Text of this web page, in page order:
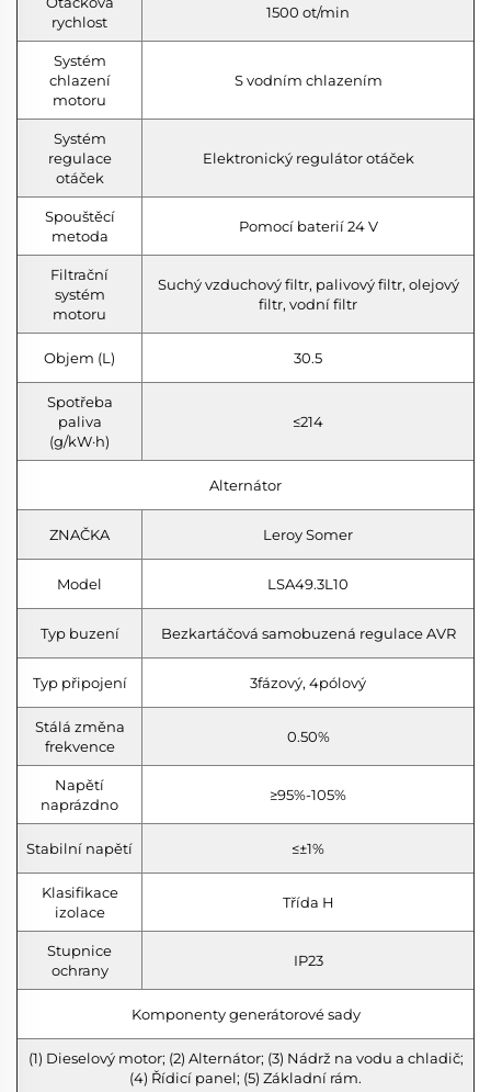
rychlost
1500 ot/min
Systém
chlazení
motoru
S vodním chlazením
Systém
regulace
otáček
Elektronický regulátor otáček
Spouštěcí
metoda
Pomocí baterií 24 V
Filtrační
systém
motoru
Suchý vzduchový filtr, palivový filtr, olejový
filtr, vodní filtr
Objem (L) 30.5
Spotřeba
paliva
(g/kW·h)
≤214
Alternátor
ZNAČKA Leroy Somer
Model LSA49.3L10
Typ buzení Bezkartáčová samobuzená regulace AVR
Typ připojení 3fázový, 4pólový
Stálá změna
frekvence
0.50%
Napětí
naprázdno
≥95%-105%
Stabilní napětí ≤±1%
Klasifikace
izolace
Třída H
Stupnice
ochrany
IP23
Komponenty generátorové sady
(1) Dieselový motor; (2) Alternátor; (3) Nádrž na vodu a chladič;
(4) Řídicí panel; (5) Základní rám.